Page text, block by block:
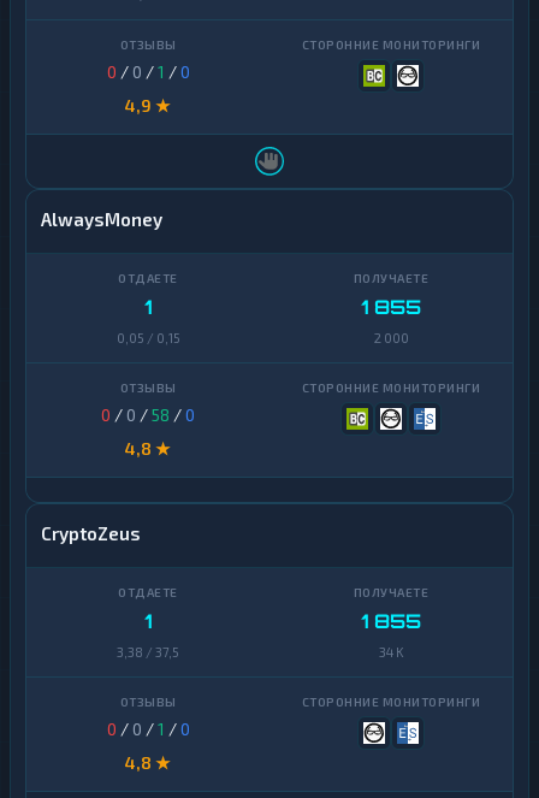
0 / 0 /1 /0
4,9 ★
AlwaysMoney
1
0,05 / 0,15
1 855
2 000
0 / 0 /58 /0
4,8 ★
CryptoZeus
1
3,38 / 37,5
1 855
34 K
0 / 0 /1 /0
4,8 ★